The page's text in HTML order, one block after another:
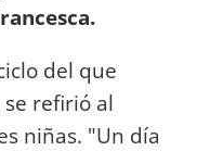
del que
se refirió al
niñas. "Un día